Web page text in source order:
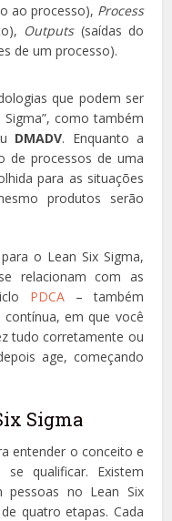
ao processo), Process
Outputs(saídas do
de um processo).
que podem ser
como também
DMADV. Enquanto a
de processos de uma
para as situações
produtos serão
o Lean Six Sigma,
relacionam com as
PDCA– também
em que você
tudo corretamente ou
age, começando
Sigma
entender o conceito e
qualificar. Existem
pessoas no Lean Six
quatro etapas. Cada